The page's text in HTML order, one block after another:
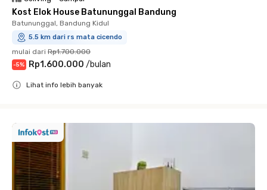
Kost Elok House Batununggal Bandung
Batununggal, Bandung Kidul
5.5 km dari rs mata cicendo
mulai dari Rp1.700.000
-5% Rp1.600.000 /bulan
Lihat info lebih banyak